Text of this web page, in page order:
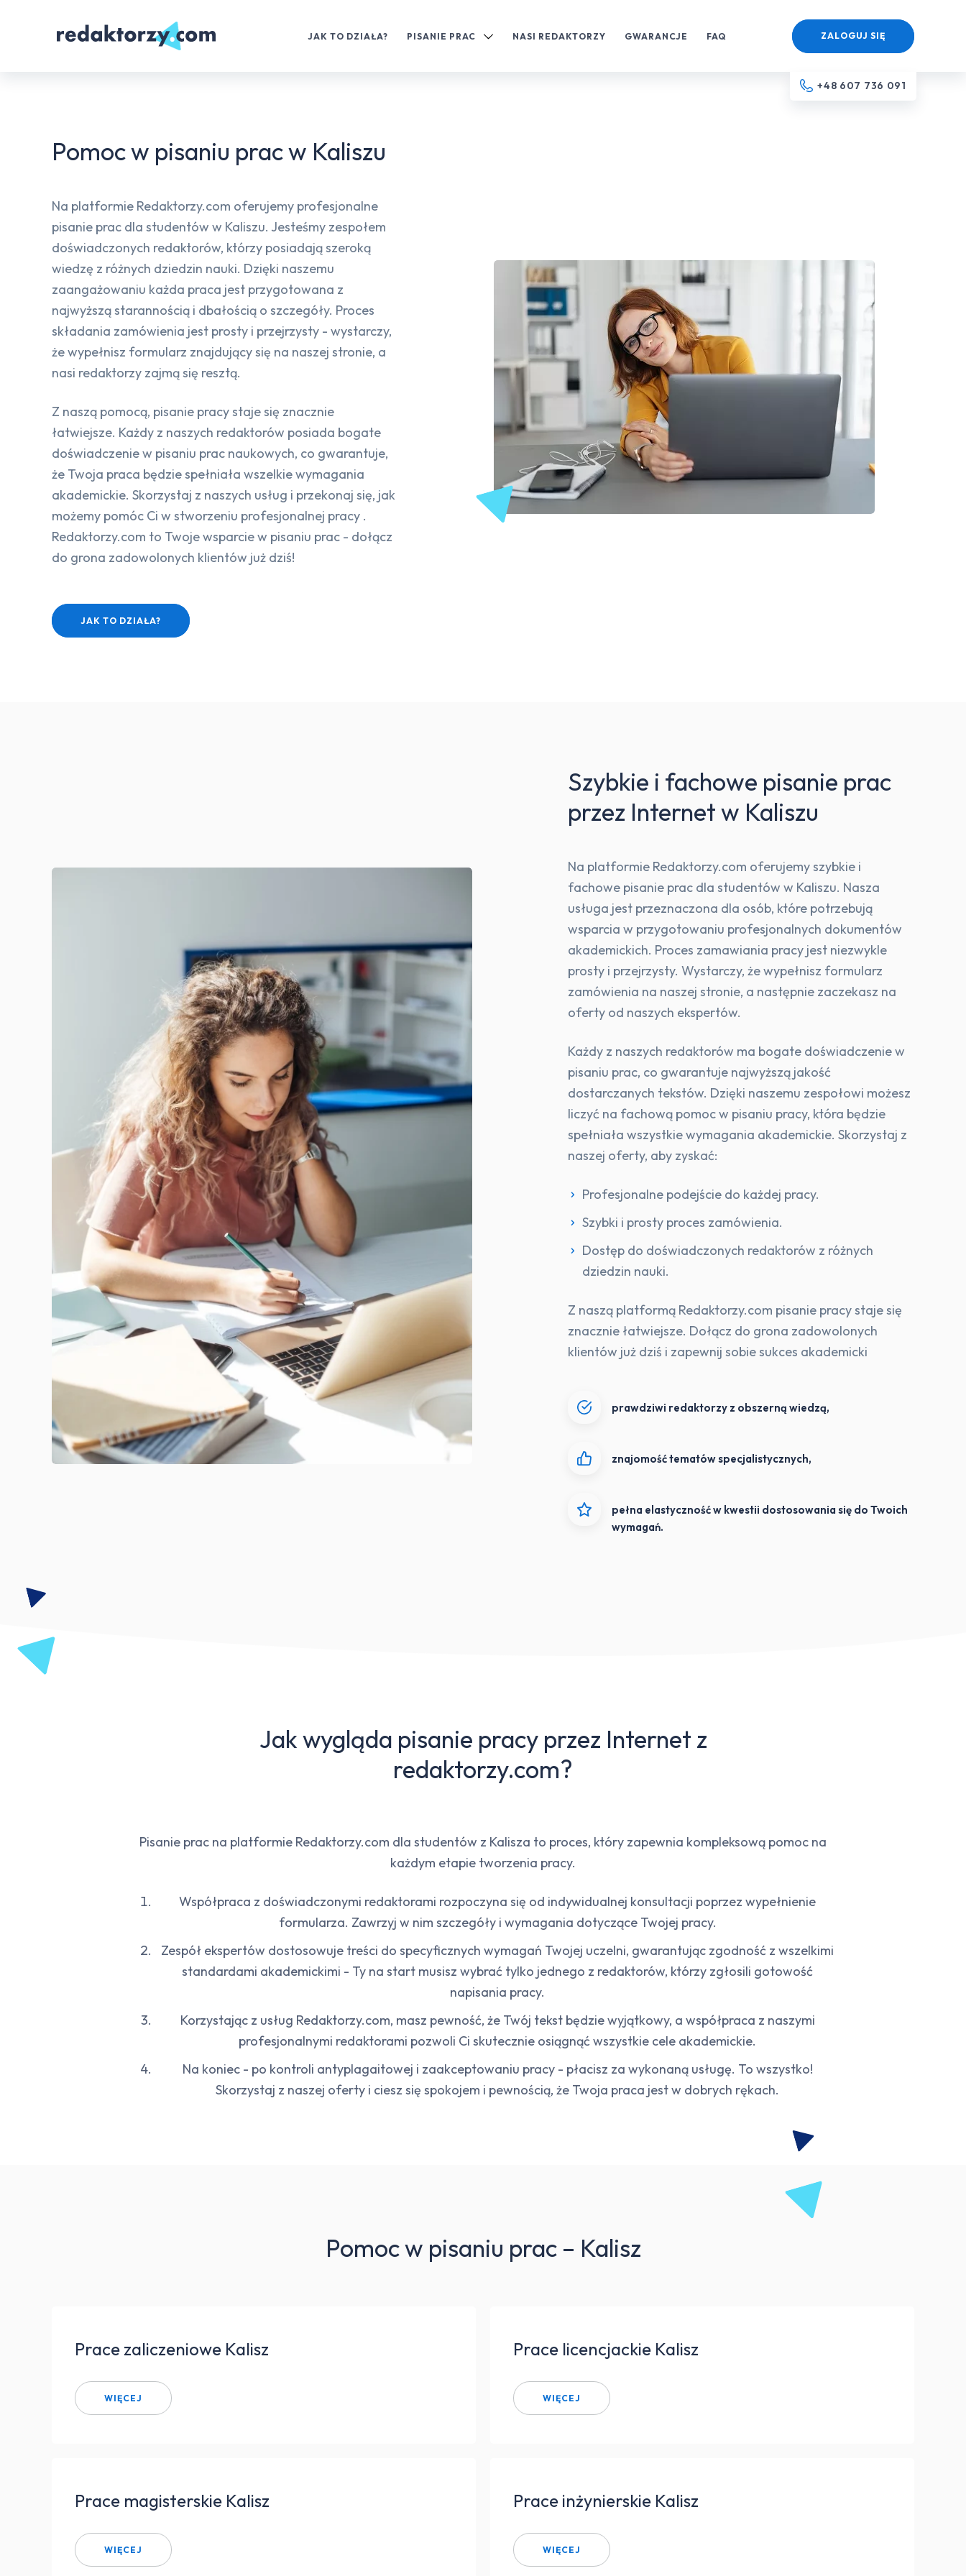
JAK TO DZIAŁA? PISANIE PRAC NASI REDAKTORZY GWARANCJE FAQ
+48 607 736 091
ZALOGUJ SIĘ
Pomoc w pisaniu prac w Kaliszu
Na platformie Redaktorzy.com oferujemy profesjonalne
pisanie prac dla studentów w Kaliszu. Jesteśmy zespołem
doświadczonych redaktorów, którzy posiadają szeroką
wiedzę z różnych dziedzin nauki. Dzięki naszemu
zaangażowaniu każda praca jest przygotowana z
najwyższą starannością i dbałością o szczegóły. Proces
składania zamówienia jest prosty i przejrzysty - wystarczy,
że wypełnisz formularz znajdujący się na naszej stronie, a
nasi redaktorzy zajmą się resztą.
Z naszą pomocą, pisanie pracy staje się znacznie
łatwiejsze. Każdy z naszych redaktorów posiada bogate
doświadczenie w pisaniu prac naukowych, co gwarantuje,
że Twoja praca będzie spełniała wszelkie wymagania
akademickie. Skorzystaj z naszych usług i przekonaj się, jak
możemy pomóc Ci w stworzeniu profesjonalnej pracy .
Redaktorzy.com to Twoje wsparcie w pisaniu prac - dołącz
do grona zadowolonych klientów już dziś!
JAK TO DZIAŁA?
Szybkie i fachowe pisanie prac
przez Internet w Kaliszu
Na platformie Redaktorzy.com oferujemy szybkie i
fachowe pisanie prac dla studentów w Kaliszu. Nasza
usługa jest przeznaczona dla osób, które potrzebują
wsparcia w przygotowaniu profesjonalnych dokumentów
akademickich. Proces zamawiania pracy jest niezwykle
prosty i przejrzysty. Wystarczy, że wypełnisz formularz
zamówienia na naszej stronie, a następnie zaczekasz na
oferty od naszych ekspertów.
Każdy z naszych redaktorów ma bogate doświadczenie w
pisaniu prac, co gwarantuje najwyższą jakość
dostarczanych tekstów. Dzięki naszemu zespołowi możesz
liczyć na fachową pomoc w pisaniu pracy, która będzie
spełniała wszystkie wymagania akademickie. Skorzystaj z
naszej oferty, aby zyskać:
Profesjonalne podejście do każdej pracy.
Szybki i prosty proces zamówienia.
Dostęp do doświadczonych redaktorów z różnych
dziedzin nauki.
Z naszą platformą Redaktorzy.com pisanie pracy staje się
znacznie łatwiejsze. Dołącz do grona zadowolonych
klientów już dziś i zapewnij sobie sukces akademicki
prawdziwi redaktorzy z obszerną wiedzą,
znajomość tematów specjalistycznych,
pełna elastyczność w kwestii dostosowania się do Twoich
wymagań.
Jak wygląda pisanie pracy przez Internet z
redaktorzy.com?
Pisanie prac na platformie Redaktorzy.com dla studentów z Kalisza to proces, który zapewnia kompleksową pomoc na
każdym etapie tworzenia pracy.
Współpraca z doświadczonymi redaktorami rozpoczyna się od indywidualnej konsultacji poprzez wypełnienie
formularza. Zawrzyj w nim szczegóły i wymagania dotyczące Twojej pracy.
Zespół ekspertów dostosowuje treści do specyficznych wymagań Twojej uczelni, gwarantując zgodność z wszelkimi
standardami akademickimi - Ty na start musisz wybrać tylko jednego z redaktorów, którzy zgłosili gotowość
napisania pracy.
Korzystając z usług Redaktorzy.com, masz pewność, że Twój tekst będzie wyjątkowy, a współpraca z naszymi
profesjonalnymi redaktorami pozwoli Ci skutecznie osiągnąć wszystkie cele akademickie.
Na koniec - po kontroli antyplagaitowej i zaakceptowaniu pracy - płacisz za wykonaną usługę. To wszystko!
Skorzystaj z naszej oferty i ciesz się spokojem i pewnością, że Twoja praca jest w dobrych rękach.
Pomoc w pisaniu prac – Kalisz
Prace zaliczeniowe Kalisz
WIĘCEJ
Prace licencjackie Kalisz
WIĘCEJ
Prace magisterskie Kalisz
WIĘCEJ
Prace inżynierskie Kalisz
WIĘCEJ